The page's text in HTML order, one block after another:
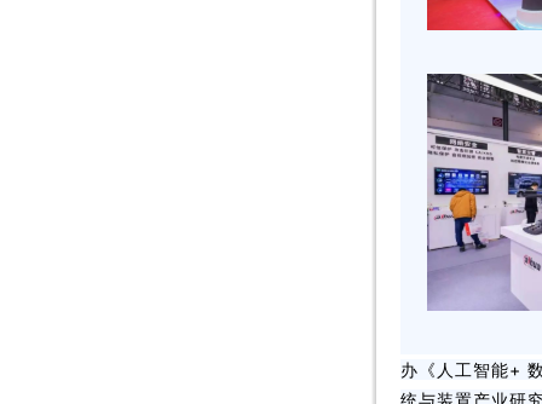
办《人工智能+
统与装置产业研